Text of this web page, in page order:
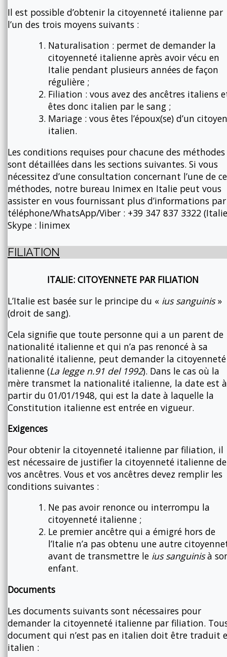
Il est possible d’obtenir la citoyenneté italienne par
l’un des trois moyens suivants :
Naturalisation : permet de demander la
citoyenneté italienne après avoir vécu en
Italie pendant plusieurs années de façon
régulière ;
Filiation : vous avez des ancêtres italiens
êtes donc italien par le sang ;
Mariage : vous êtes l’époux(se) d’un citoyen
italien.
Les conditions requises pour chacune des méthodes
sont détaillées dans les sections suivantes. Si vous
nécessitez d’une consultation concernant l’une de
méthodes, notre bureau Inimex en Italie peut vous
assister en vous fournissant plus d’informations par
téléphone/WhatsApp/Viber : +39 347 837 3322
Skype : linimex
FILIATION
ITALIE: CITOYENNETE PAR FILIATION
L’Italie est basée sur le principe du « ius sanguinis»
(droit de sang).
Cela signifie que toute personne qui a un parent de
nationalité italienne et qui n’a pas renoncé à sa
nationalité italienne, peut demander la citoyenneté
italienne (La legge n.91 del 1992). Dans le cas où la
mère transmet la nationalité italienne, la date est à
partir du 01/01/1948, qui est la date à laquelle la
Constitution italienne est entrée en vigueur.
Exigences
Pour obtenir la citoyenneté italienne par filiation, il
est nécessaire de justifier la citoyenneté italienne de
vos ancêtres. Vous et vos ancêtres devez remplir les
conditions suivantes :
Ne pas avoir renonce ou interrompu la
citoyenneté italienne ;
Le premier ancêtre qui a émigré hors de
l’Italie n’a pas obtenu une autre
avant de transmettre le ius sanguinisà
enfant.
Documents
Les documents suivants sont nécessaires pour
demander la citoyenneté italienne par filiation.
document qui n’est pas en italien doit être traduit
italien :